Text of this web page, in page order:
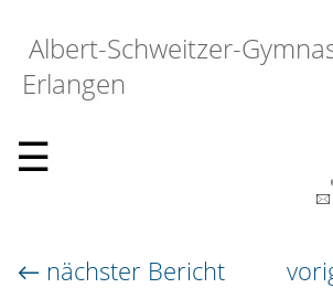
Albert-Schweitzer-
Erlangen
☰
🖂
← nächster Bericht